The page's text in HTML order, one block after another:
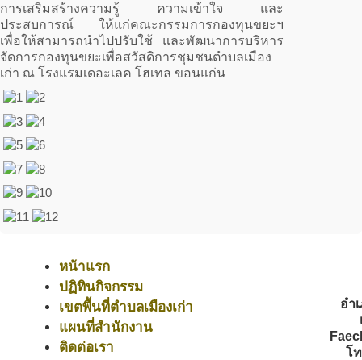
การเสริมสร้างความรู้ ความเข้าใจ และ
ประสบการณ์ ให้แก่คณะกรรมการกองทุนขยะฯ
เพื่อให้สามารถนำไปปรับใช้ และพัฒนาการบริหาร
จัดการกองทุนขยะเพื่อสวัสดิการชุมชนตำบลเมือง
เก่า ณ โรงแรมเดอะเลค โฮเทล ขอนแก่น
หน้าแรก
ปฏิทินกิจกรรม
เขตพื้นที่ตำบลเมืองเก่า
แผนที่สำนักงาน
ติดต่อเรา
อำ
โ